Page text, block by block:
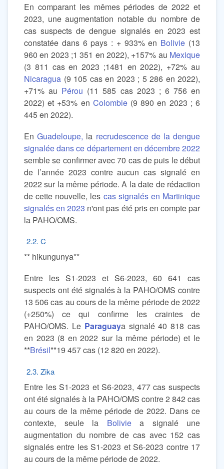
En comparant les mêmes périodes de 2022 et
2023, une augmentation notable du nombre de
cas suspects de dengue signalés en 2023 est
constatée dans 6 pays : + 933% en Bolivie (13
960 en 2023 ;1 351 en 2022), +157% au Mexique
(3 811 cas en 2023 ;1481 en 2022), +72% au
Nicaragua (9 105 cas en 2023 ; 5 286 en 2022),
+71% au Pérou (11 585 cas 2023 ; 6 756 en
2022) et +53% en Colombie(9 890 en 2023 ; 6
445 en 2022).
EnGuadeloupe, la recrudescence de la dengue
signalée dans ce département en décembre 2022
semble se confirmer avec 70 cas de puis le début
de l’année 2023 contre aucun cas signalé en
2022 sur la même période. A la date de rédaction
de cette nouvelle, les cas signalés en Martinique
signalés en 2023 n'ont pas été pris en compte par
la PAHO/OMS.
2.2. C
** hikungunya**
Entre les S1-2023 et S6-2023, 60 641 cas
suspects ont été signalés à la PAHO/OMS contre
13 506 cas au cours de la même période de 2022
(+250%) ce qui confirme les craintes de
PAHO/OMS. Le Paraguaya signalé 40 818 cas
en 2023 (8 en 2022 sur la même période) et le
**Brésil**19 457 cas (12 820 en 2022).
2.3. Zika
Entre les S1-2023 et S6-2023, 477 cas suspects
ont été signalés à la PAHO/OMS contre 2 842 cas
au cours de la même période de 2022. Dans ce
contexte, seule la Boliviea signalé une
augmentation du nombre de cas avec 152 cas
signalés entre les S1-2023 et S6-2023 contre 17
au cours de la même période de 2022.